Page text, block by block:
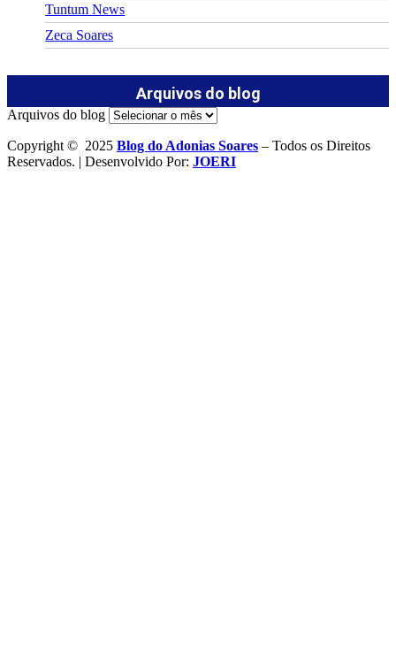
Tuntum News
Zeca Soares
Arquivos do blog
Arquivos do blog
Copyright © 2025 Blog do Adonias Soares – Todos os Direitos
Reservados. | Desenvolvido Por: JOERI